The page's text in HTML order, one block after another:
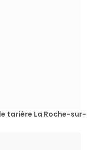
tarière La Roche-sur-